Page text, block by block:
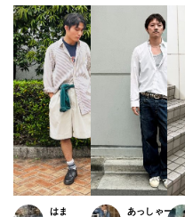
はま
あっしゃー